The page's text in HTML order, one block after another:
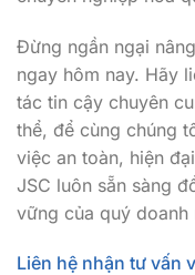
Đừng ngần ngại
ngay hôm nay. Hãy
tác tin cậy chuyên
thể, để cùng chúng
việc an toàn, hiện
JSC luôn sẵn sàng
vững của quý doanh
Liên hệ nhận tư vấn